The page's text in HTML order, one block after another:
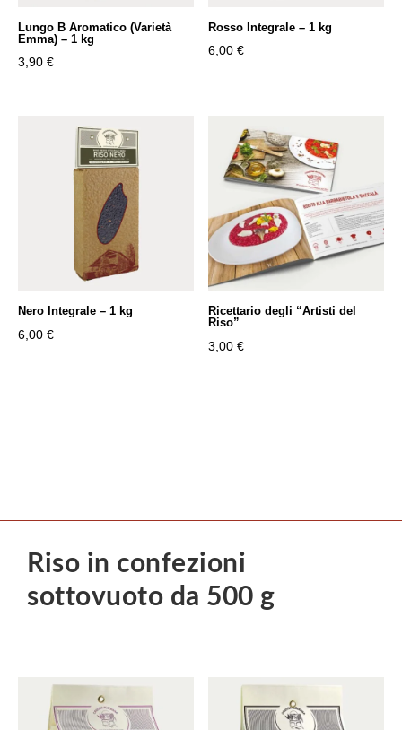
Lungo B Aromatico (Varietà
Emma) – 1 kg
3,90 €
Rosso Integrale – 1 kg
6,00€
Nero Integrale – 1 kg
6,00 €
Ricettario degli “Artisti del
Riso”
3,00€
Riso in confezioni
sottovuoto da 500 g